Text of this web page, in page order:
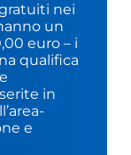
nei
un
euro – i
qualifica
in
e